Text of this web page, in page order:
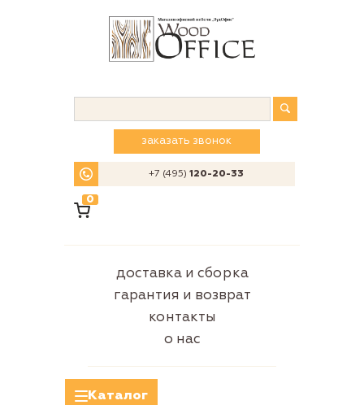
заказать звонок
+7 (495)120-20-33
0
доставка и сборка
гарантия и возврат
контакты
о нас
Каталог